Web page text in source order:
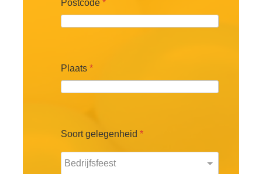
Postcode *
Plaats *
Soort gelegenheid *